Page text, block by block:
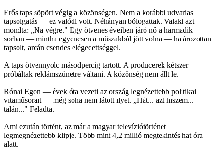
Erős taps söpört végig a közönségen. Nem a korábbi udvarias
tapsolgatás — ez valódi volt. Néhányan bólogattak. Valaki azt
mondta: „Na végre." Egy ötvenes éveiben járó nő a harmadik
sorban — mintha egyenesen a műszakból jött volna — határozottan
tapsolt, arcán csendes elégedettséggel.
A taps ötvennyolc másodpercig tartott. A producerek kétszer
próbáltak reklámszünetre váltani. A közönség nem állt le.
Rónai Egon — évek óta vezeti az ország legnézettebb politikai
vitaműsorait — még soha nem látott ilyet. „Hát... azt hiszem...
talán..." Feladta.
Ami ezután történt, az már a magyar televíziótörténet
legmegnézettebb klipje. Több mint 4,2 millió megtekintés hat óra
alatt.